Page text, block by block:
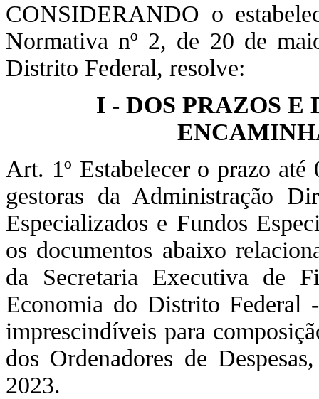
CONSIDERANDO o
Normativa nº 2, de 20 de
Distrito Federal, resolve:
I - DOS PRAZOS E
Art. 1º Estabelecer o prazo
gestoras da Administração
Especializados e Fundos
os documentos abaixo
da Secretaria Executiva de
Economia do Distrito Federal
imprescindíveis para
dos Ordenadores de
2023.